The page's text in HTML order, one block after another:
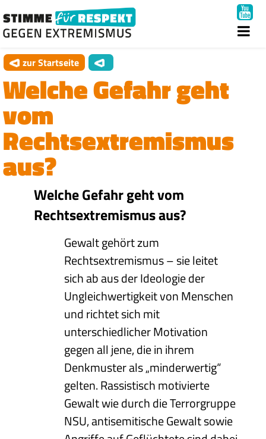
zur Startseite
Welche Gefahr geht
vom
Rechtsextremismus
aus?
Welche Gefahr geht vom
Rechtsextremismus aus?
Gewalt gehört zum
Rechtsextremismus – sie leitet
sich ab aus der Ideologie der
Ungleichwertigkeit von Menschen
und richtet sich mit
unterschiedlicher Motivation
gegen all jene, die in ihrem
Denkmuster als „minderwertig“
gelten. Rassistisch motivierte
Gewalt wie durch die Terrorgruppe
NSU, antisemitische Gewalt sowie